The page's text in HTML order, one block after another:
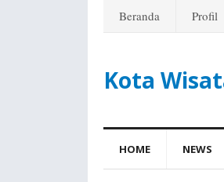
Beranda Profil
Kota
HOME NEWS